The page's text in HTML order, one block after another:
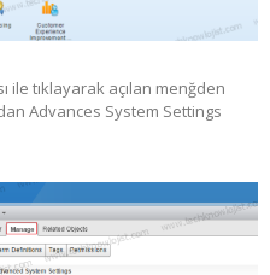
ile tıklayarak açılan menğden
Advances System Settings